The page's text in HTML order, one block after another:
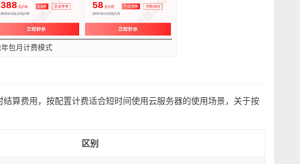
包月计费模式
算费用，按配置计费适合短时间使用云服务器的使用场景，关于按
区别